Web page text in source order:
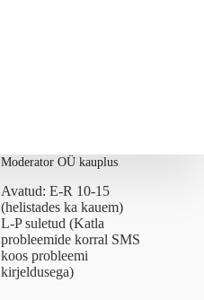
Moderator OÜ kauplus
Avatud: E-R 10-15
(helistades ka kauem)
L-P suletud (Katla
probleemide korral SMS
koos probleemi
kirjeldusega)